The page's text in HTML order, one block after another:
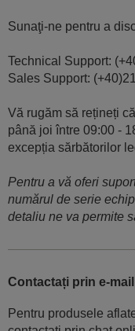
Sunaţi-ne pentru a
Technical Support:
Sales Support:
Vă rugăm să rețineți
până joi între 09:00 -
excepția sărbătorilor
Pentru a vă oferi
numărul de serie
detaliu ne va permite
Contactați prin e-
Pentru produsele